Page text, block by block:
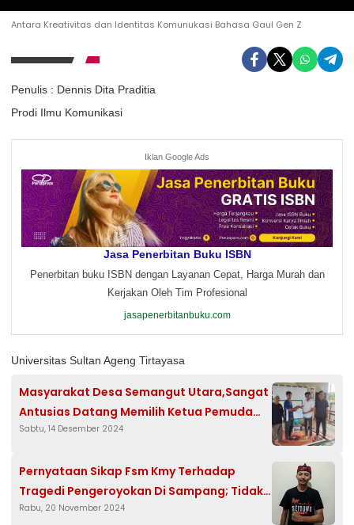
Antara Kreativitas dan Identitas Komunukasi Bahasa Gaul Gen Z
Penulis : Dennis Dita Praditia
Prodi Ilmu Komunikasi
Iklan Google Ads
Jasa Penerbitan Buku ISBN
Penerbitan buku ISBN dengan Layanan Cepat, Harga Murah dan
Kerjakan Oleh Tim Profesional
jasapenerbitanbuku.com
Universitas Sultan Ageng Tirtayasa
Masyarakat Desa Semangut Utara,Sangat
Antusias Datang Memilih Ketua Pemuda
Organisasi (OPSU)
Sabtu, 14 Desember 2024
Pernyataan Sikap Fsm Kmy Terhadap
Tragedi Pengeroyokan Di Sampang; Tidak
Ada Pilkada Seharga Nyawa
Rabu, 20 November 2024